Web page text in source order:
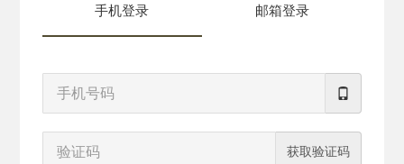
手机登录 邮箱登录
获取验证码